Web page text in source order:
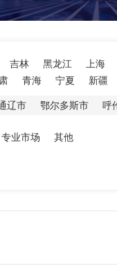
吉林 黑龙江 上海
青海 宁夏 新疆
辽市 鄂尔多斯市 呼
专业市场 其他